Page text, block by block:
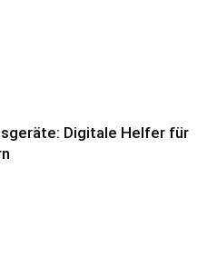
Digitale Helfer für